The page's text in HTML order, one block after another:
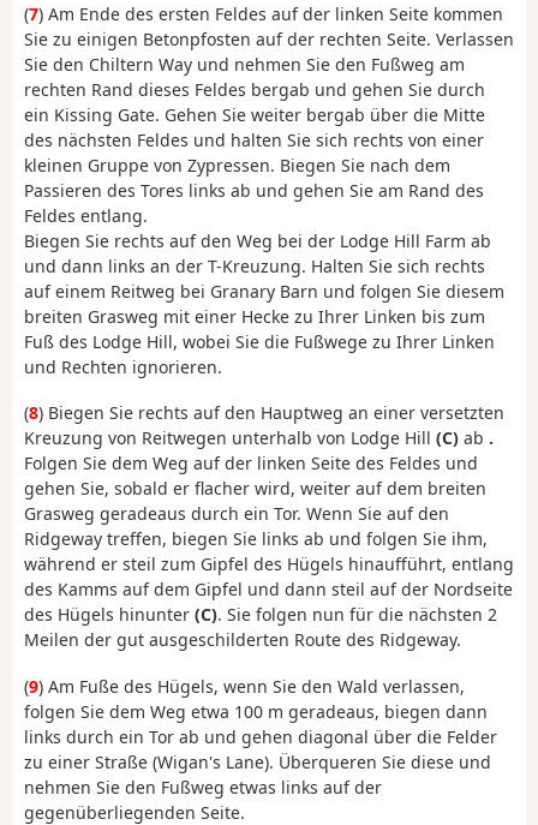
(7) Am Ende des ersten Feldes auf der linken Seite kommen
Sie zu einigen Betonpfosten auf der rechten Seite. Verlassen
Sie den Chiltern Way und nehmen Sie den Fußweg am
rechten Rand dieses Feldes bergab und gehen Sie durch
ein Kissing Gate. Gehen Sie weiter bergab über die Mitte
des nächsten Feldes und halten Sie sich rechts von einer
kleinen Gruppe von Zypressen. Biegen Sie nach dem
Passieren des Tores links ab und gehen Sie am Rand des
Feldes entlang.
Biegen Sie rechts auf den Weg bei der Lodge Hill Farm ab
und dann links an der T-Kreuzung. Halten Sie sich rechts
auf einem Reitweg bei Granary Barn und folgen Sie diesem
breiten Grasweg mit einer Hecke zu Ihrer Linken bis zum
Fuß des Lodge Hill, wobei Sie die Fußwege zu Ihrer Linken
und Rechten ignorieren.
(8) Biegen Sie rechts auf den Hauptweg an einer versetzten
Kreuzung von Reitwegen unterhalb von Lodge Hill (C) ab .
Folgen Sie dem Weg auf der linken Seite des Feldes und
gehen Sie, sobald er flacher wird, weiter auf dem breiten
Grasweg geradeaus durch ein Tor. Wenn Sie auf den
Ridgeway treffen, biegen Sie links ab und folgen Sie ihm,
während er steil zum Gipfel des Hügels hinaufführt, entlang
des Kamms auf dem Gipfel und dann steil auf der Nordseite
des Hügels hinunter (C). Sie folgen nun für die nächsten 2
Meilen der gut ausgeschilderten Route des Ridgeway.
(9) Am Fuße des Hügels, wenn Sie den Wald verlassen,
folgen Sie dem Weg etwa 100 m geradeaus, biegen dann
links durch ein Tor ab und gehen diagonal über die Felder
zu einer Straße (Wigan's Lane). Überqueren Sie diese und
nehmen Sie den Fußweg etwas links auf der
gegenüberliegenden Seite.